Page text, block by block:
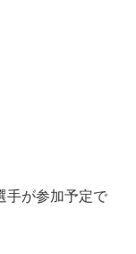
手が参加予定で